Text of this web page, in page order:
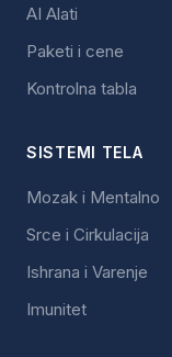
AI Alati
Paketi i cene
Kontrolna tabla
SISTEMI TELA
Mozak i Mentalno
Srce i Cirkulacija
Ishrana i Varenje
Imunitet